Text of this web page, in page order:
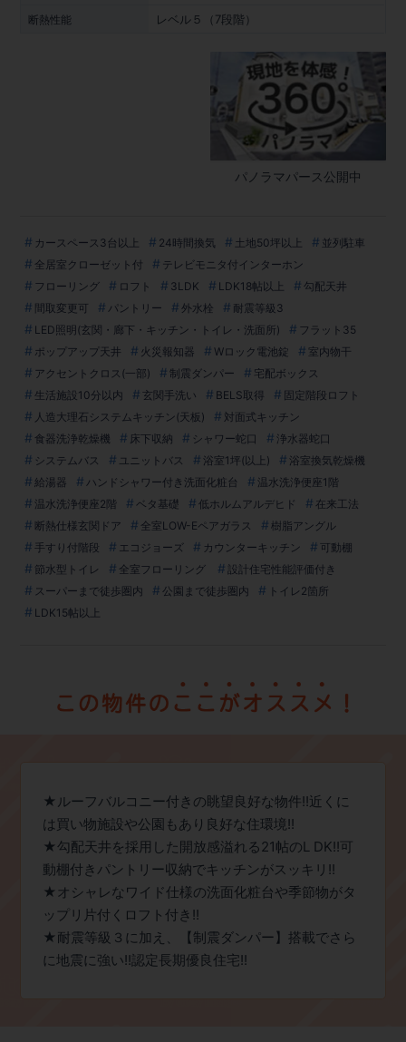
断熱性能 レベル５（7段階）
カースペース3台以上 24時間換気 土地50坪以上
並列駐車
全居室クローゼット付
テレビモニタ付インターホン
フローリング
ロフト 3LDK LDK18帖以上
勾配天井
間取変更可
パントリー 外水栓
耐震等級3
LED照明(玄関・廊下・キッチン・トイレ・洗面所)
フラット35
ポップアップ天井
火災報知器 Wロック電池錠
室内物干
アクセントクロス(一部)
制震ダンパー
宅配ボックス
生活施設10分以内
玄関手洗い BELS取得
固定階段ロフト
人造大理石システムキッチン(天板)
対面式キッチン
食器洗浄乾燥機
床下収納 シャワー蛇口
浄水器蛇口
システムバス
ユニットバス 浴室1坪(以上)
浴室換気乾燥機
給湯器
ハンドシャワー付き洗面化粧台
温水洗浄便座1階
温水洗浄便座2階
ベタ基礎 低ホルムアルデヒド
在来工法
断熱仕様玄関ドア
全室LOW-Eペアガラス
樹脂アングル
手すり付階段
エコジョーズ カウンターキッチン
可動棚
節水型トイレ
全室フローリング
設計住宅性能評価付き
スーパーまで徒歩圏内
公園まで徒歩圏内
トイレ2箇所
LDK15帖以上
パノラマパース公開中
★ルーフバルコニー付きの眺望良好な物件!!近くに
は買い物施設や公園もあり良好な住環境!!
★勾配天井を採用した開放感溢れる21帖のL DK!!可
動棚付きパントリー収納でキッチンがスッキリ!!
★オシャレなワイド仕様の洗面化粧台や季節物がタ
ップリ片付くロフト付き!!
★耐震等級３に加え、【制震ダンパー】搭載でさら
に地震に強い!!認定長期優良住宅!!